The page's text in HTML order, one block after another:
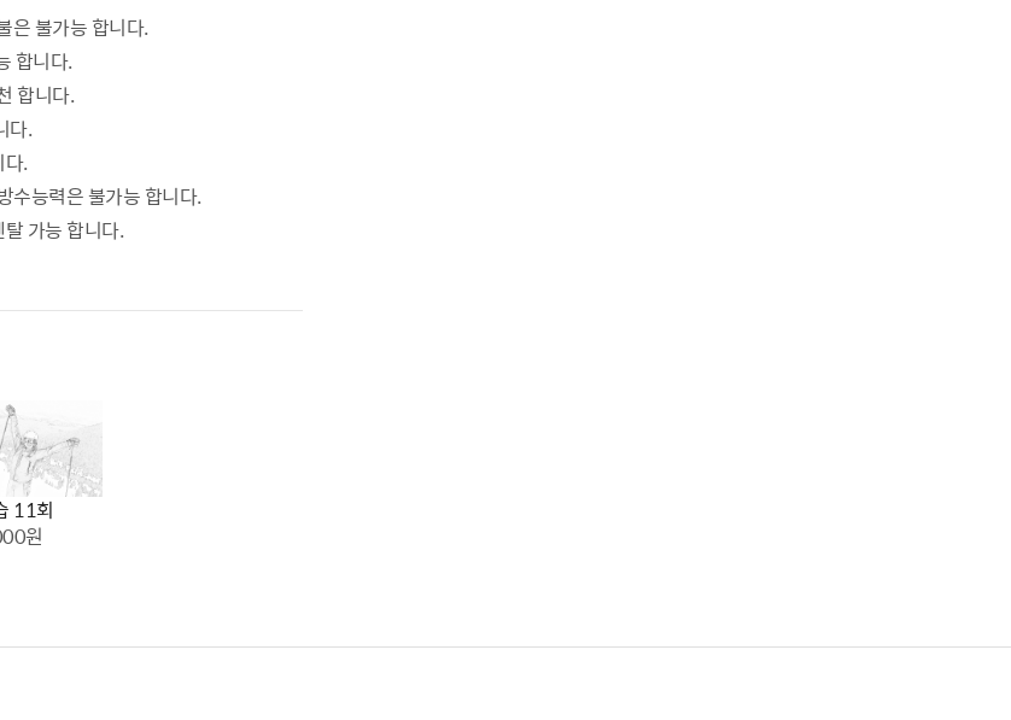
은 불가능 합니다.
합니다.
합니다.
다.
.
수능력은 불가능 합니다.
가능 합니다.
11회
원